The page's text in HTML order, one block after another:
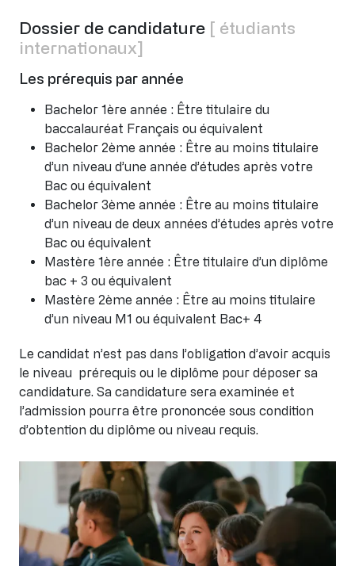
Dossier de candidature [ étudiants
internationaux]
Les prérequis par année
Bachelor 1ère année : Être titulaire du
baccalauréat Français ou équivalent
Bachelor 2ème année : Être au moins titulaire
d’un niveau d’une année d’études après votre
Bac ou équivalent
Bachelor 3ème année : Être au moins titulaire
d’un niveau de deux années d’études après votre
Bac ou équivalent
Mastère 1ère année : Être titulaire d’un diplôme
bac + 3 ou équivalent
Mastère 2ème année : Être au moins titulaire
d’un niveau M1 ou équivalent Bac+ 4
Le candidat n’est pas dans l’obligation d’avoir acquis
le niveau prérequis ou le diplôme pour déposer sa
candidature. Sa candidature sera examinée et
l’admission pourra être prononcée sous condition
d’obtention du diplôme ou niveau requis.